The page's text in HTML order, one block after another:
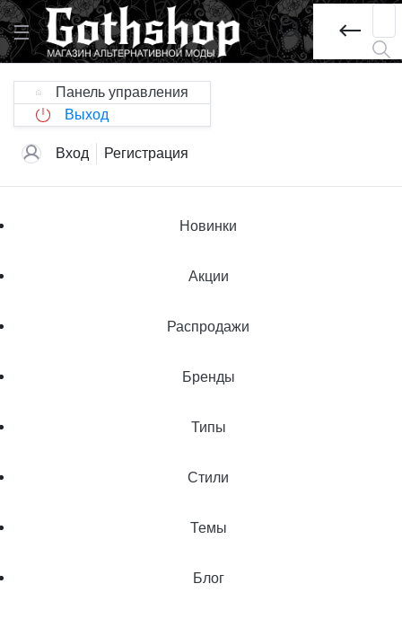
Панель управления
Выход
Вход Регистрация
Новинки
Акции
Распродажи
Бренды
Типы
Стили
Темы
Блог